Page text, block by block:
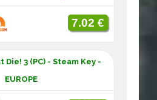
7.02 €
Die! 3 (PC) - Steam Key -
EUROPE